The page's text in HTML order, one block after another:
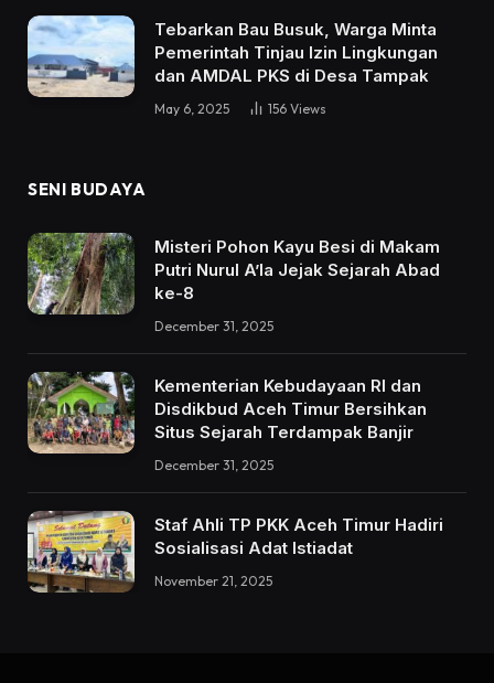
Tebarkan Bau Busuk, Warga Minta
Pemerintah Tinjau Izin Lingkungan
dan AMDAL PKS di Desa Tampak
May 6, 2025 156 Views
SENI BUDAYA
Misteri Pohon Kayu Besi di Makam
Putri Nurul A’la Jejak Sejarah Abad
ke-8
December 31, 2025
Kementerian Kebudayaan RI dan
Disdikbud Aceh Timur Bersihkan
Situs Sejarah Terdampak Banjir
December 31, 2025
Staf Ahli TP PKK Aceh Timur Hadiri
Sosialisasi Adat Istiadat
November 21, 2025